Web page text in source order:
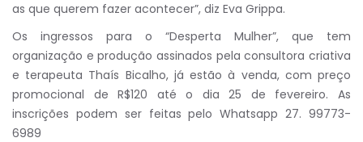
as que querem fazer acontecer”, diz Eva Grippa.
Os ingressos para o “Desperta Mulher”, que tem
organização e produção assinados pela consultora criativa
e terapeuta Thaís Bicalho, já estão à venda, com preço
promocional de R$120 até o dia 25 de fevereiro. As
inscrições podem ser feitas pelo Whatsapp 27. 99773-
6989